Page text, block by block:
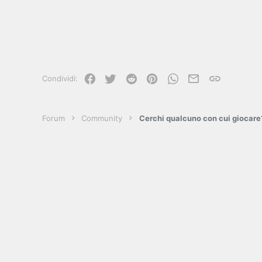
Condividi: Facebook
Twitter Reddit PinterestWhatsApp
e-mailLink
Forum Community Cerchi qualcuno con cui